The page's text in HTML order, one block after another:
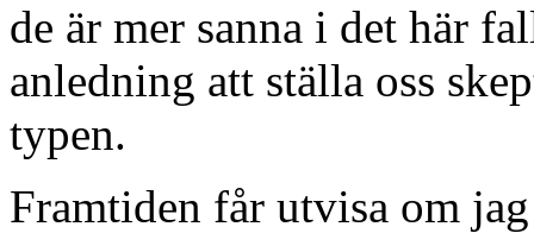
de är mer sanna i det här
anledning att ställa oss
typen.
Framtiden får utvisa om